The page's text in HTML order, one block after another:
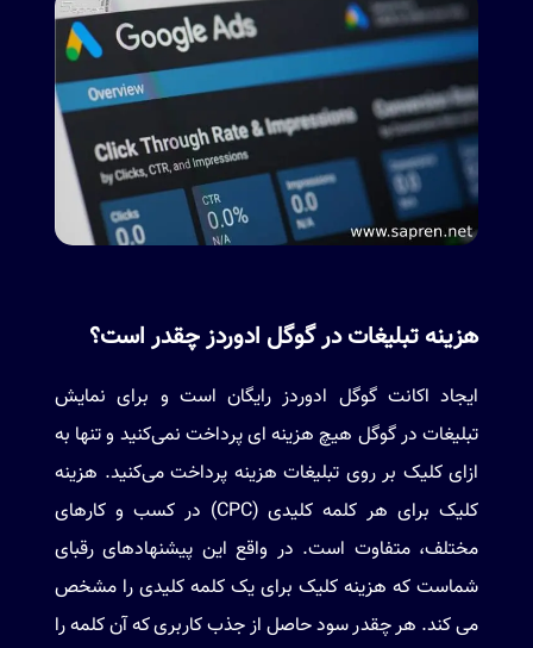
هزینه تبلیغات در گوگل ادوردز چقدر است؟
ایجاد اکانت گوگل ادوردز رایگان است و برای نمایش
تبلیغات در گوگل هیچ هزینه ای پرداخت نمی‌کنید و تنها به
ازای کلیک بر روی تبلیغات هزینه پرداخت می‌کنید. هزینه
کلیک برای هر کلمه کلیدی (CPC) در کسب و کارهای
مختلف، متفاوت است. در واقع این پیشنهادهای رقبای
شماست که هزینه کلیک برای یک کلمه کلیدی را مشخص
می کند. هر چقدر سود حاصل از جذب کاربری که آن کلمه را